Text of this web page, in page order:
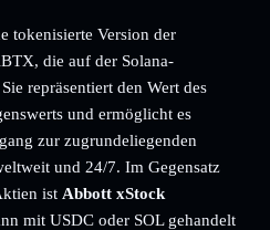
tokenisierte Version der
die auf der Solana-
repräsentiert den Wert des
und ermöglicht es
zur zugrundeliegenden
und 24/7. Im Gegensatz
ist Abbott xStock
mit USDC oder SOL gehandelt